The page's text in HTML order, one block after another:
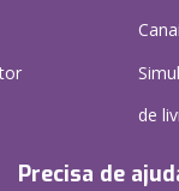
de
Precisa de